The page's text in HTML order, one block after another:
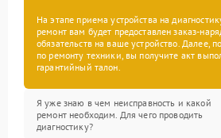
На этапе приема устройства на
ремонт вам будет предоставлен заказ-
обязательств на ваше устройство. Далее,
по ремонту техники, вы получите акт
гарантийный талон.
Я уже знаю в чем неисправность и какой
ремонт необходим. Для чего проводить
диагностику?